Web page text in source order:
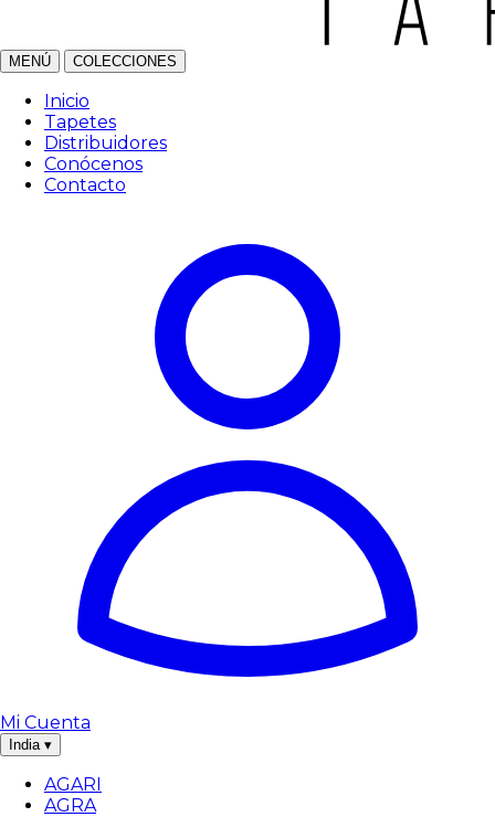
MENÚ COLECCIONES
Inicio
Tapetes
Distribuidores
Conócenos
Contacto
Mi Cuenta
India ▾
AGARI
AGRA